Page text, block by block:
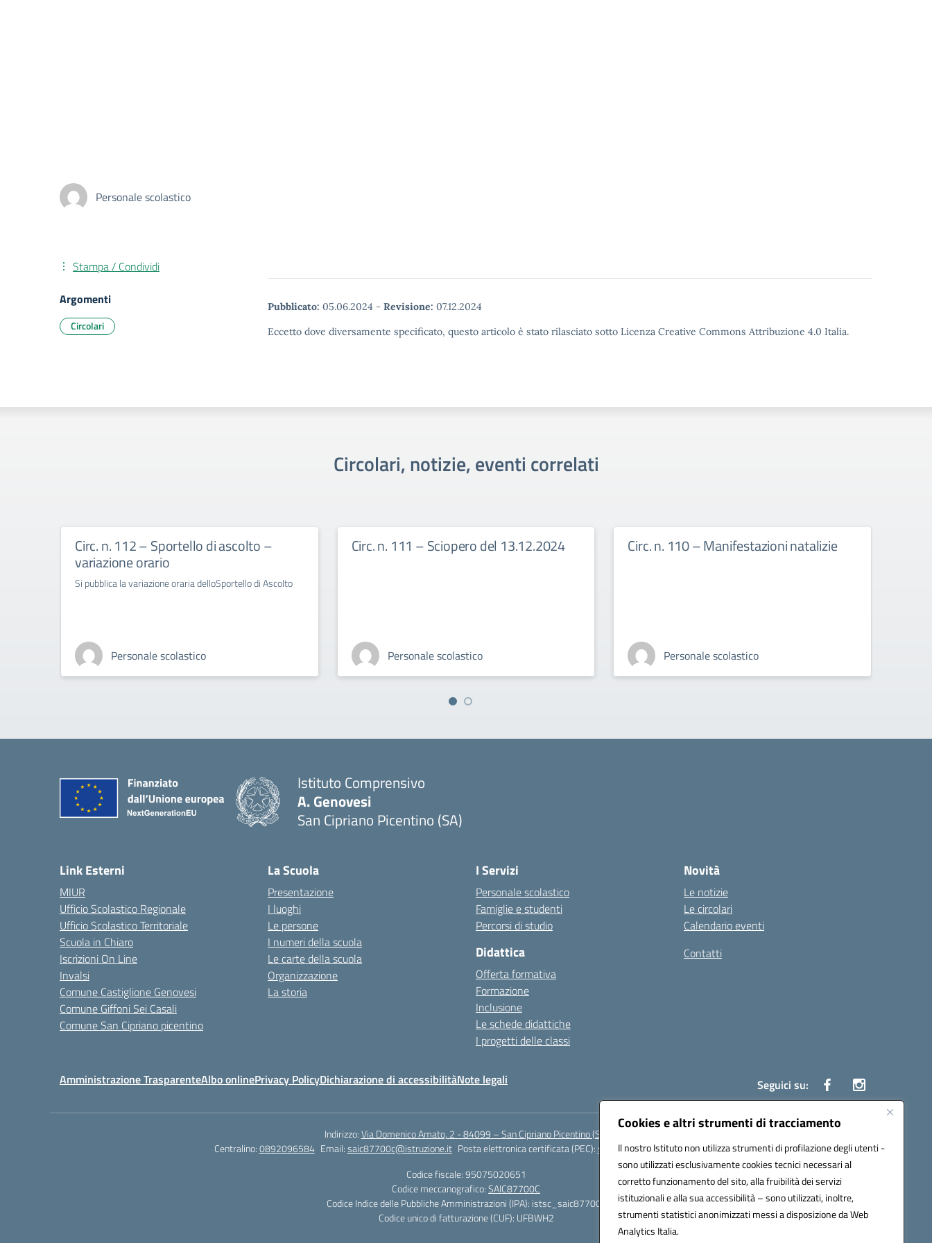
Cookies e altri strumenti di tracciamento
Il nostro Istituto non utilizza strumenti di profilazione degli utenti -
sono utilizzati esclusivamente cookies tecnici necessari al
corretto funzionamento del sito, alla fruibilità dei servizi
istituzionali e alla sua accessibilità – sono utilizzati, inoltre,
strumenti statistici anonimizzati messi a disposizione da Web
Analytics Italia.
Personale scolastico
Pubblicato: 05.06.2024 - Revisione: 07.12.2024
Eccetto dove diversamente specificato, questo articolo è stato rilasciato sotto Licenza Creative Commons Attribuzione 4.0 Italia.
Stampa / Condividi
Argomenti
Circolari
Circolari, notizie, eventi correlati
Circ. n. 112 – Sportello di ascolto –
variazione orario
Si pubblica la variazione oraria delloSportello di Ascolto
Personale scolastico
Circ. n. 111 – Sciopero del 13.12.2024
Personale scolastico
Circ. n. 110 – Manifestazioni natalizie
Personale scolastico
Istituto Comprensivo
A. Genovesi
San Cipriano Picentino (SA)
Link Esterni
MIUR
Ufficio Scolastico Regionale
Ufficio Scolastico Territoriale
Scuola in Chiaro
Iscrizioni On Line
Invalsi
Comune Castiglione Genovesi
Comune Giffoni Sei Casali
Comune San Cipriano picentino
La Scuola
Presentazione
I luoghi
Le persone
I numeri della scuola
Le carte della scuola
Organizzazione
La storia
I Servizi
Personale scolastico
Famiglie e studenti
Percorsi di studio
Didattica
Offerta formativa
Formazione
Inclusione
Le schede didattiche
I progetti delle classi
Novità
Le notizie
Le circolari
Calendario eventi
Contatti
Amministrazione TrasparenteAlbo onlinePrivacy PolicyDichiarazione di accessibilitàNote legali Seguici su:
Indirizzo:Via Domenico Amato, 2 - 84099 – San Cipriano Picentino (Sa)
Centralino:0892096584 Email:saic87700c@istruzione.it Posta elettronica certificata (PEC):saic87700c@pec.istruzione.it
Codice fiscale: 95075020651
Codice meccanografico:SAIC87700C
Codice Indice delle Pubbliche Amministrazioni (IPA): istsc_saic87700c
Codice unico di fatturazione (CUF): UFBWH2